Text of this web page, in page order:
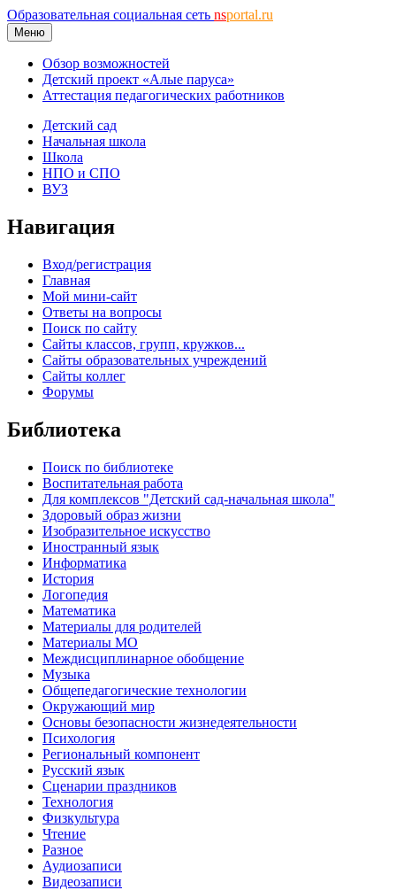
Образовательная социальная сеть nsportal.ru
Меню
Обзор возможностей
Детский проект «Алые паруса»
Аттестация педагогических работников
Детский сад
Начальная школа
Школа
НПО и СПО
ВУЗ
Навигация
Вход/регистрация
Главная
Мой мини-сайт
Ответы на вопросы
Поиск по сайту
Сайты классов, групп, кружков...
Сайты образовательных учреждений
Сайты коллег
Форумы
Библиотека
Поиск по библиотеке
Воспитательная работа
Для комплексов "Детский сад-начальная школа"
Здоровый образ жизни
Изобразительное искусство
Иностранный язык
Информатика
История
Логопедия
Математика
Материалы для родителей
Материалы МО
Междисциплинарное обобщение
Музыка
Общепедагогические технологии
Окружающий мир
Основы безопасности жизнедеятельности
Психология
Региональный компонент
Русский язык
Сценарии праздников
Технология
Физкультура
Чтение
Разное
Аудиозаписи
Видеозаписи